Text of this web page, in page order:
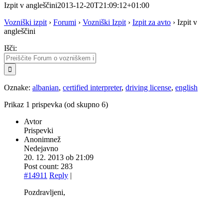
Izpit v angleščini2013-12-20T21:09:12+01:00
Vozniški izpit › Forumi › Vozniški Izpit › Izpit za avto › Izpit v
angleščini
Išči:
Oznake: albanian, certified interpreter, driving license, english
Prikaz 1 prispevka (od skupno 6)
Avtor
Prispevki
Anonimnež
Nedejavno
20. 12. 2013 ob 21:09
Post count: 283
#14911 Reply |
Pozdravljeni,